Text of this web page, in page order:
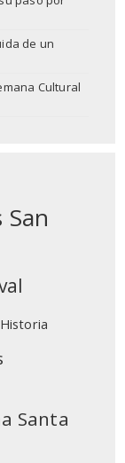
de un
Cultural
Historia
Santa